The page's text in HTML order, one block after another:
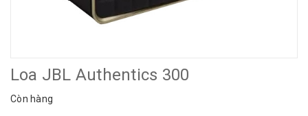
Loa JBL Authentics 300
Còn hàng